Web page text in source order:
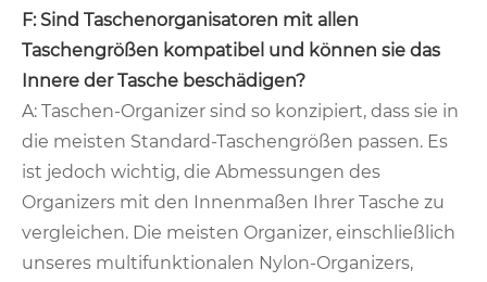
F: Sind Taschenorganisatoren mit allen
Taschengrößen kompatibel und können sie das
Innere der Tasche beschädigen?
A: Taschen-Organizer sind so konzipiert, dass sie in
die meisten Standard-Taschengrößen passen. Es
ist jedoch wichtig, die Abmessungen des
Organizers mit den Innenmaßen Ihrer Tasche zu
vergleichen. Die meisten Organizer, einschließlich
unseres multifunktionalen Nylon-Organizers,